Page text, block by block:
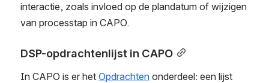
interactie, zoals invloed op de plandatum of wijzigen
van processtap in CAPO.
DSP-opdrachtenlijst in CAPO
In CAPO is er het Opdrachten onderdeel: een lijst